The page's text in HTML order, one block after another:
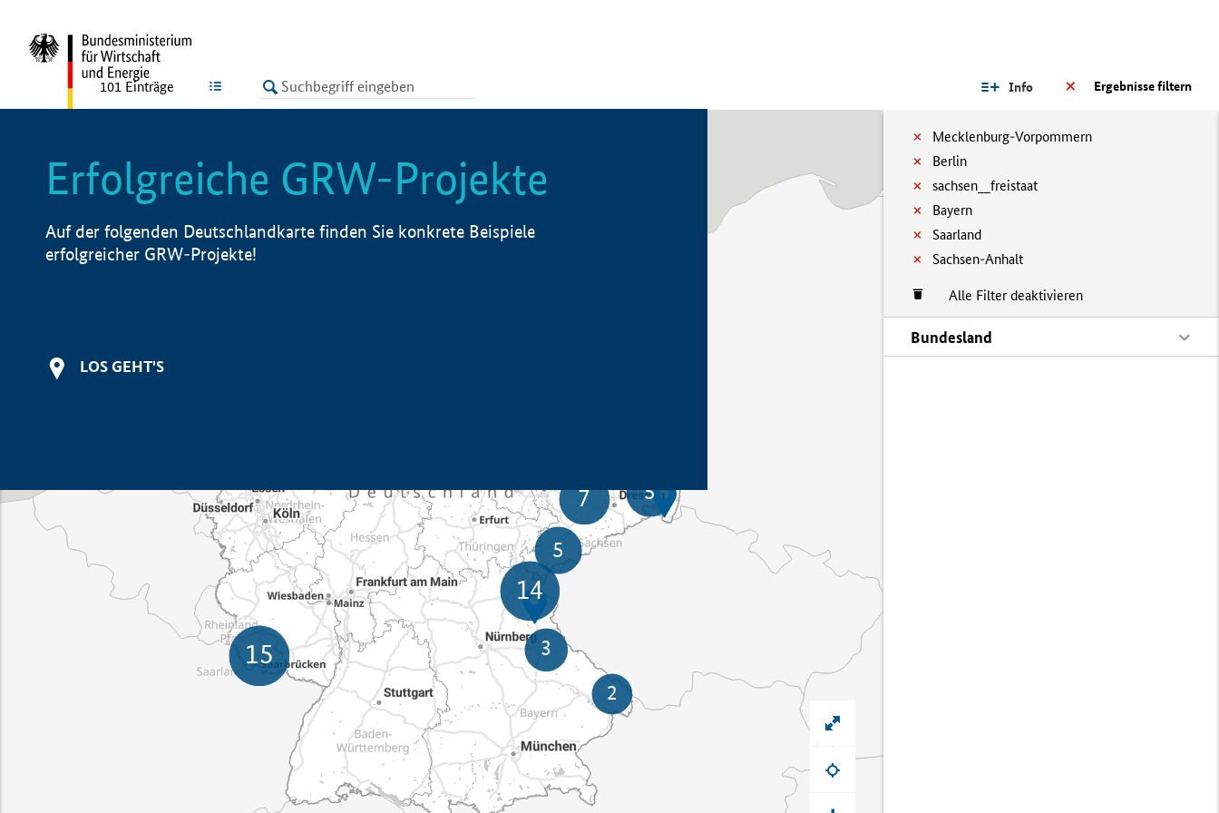
LISTE Ergebnisse filtern
Info
Mecklenburg-Vorpommern
Berlin
sachsen__freistaat
Bayern
Saarland
Sachsen-Anhalt
Alle Filter deaktivieren
Bundesland
101 Einträge
Erfolgreiche GRW-Projekte
Auf der folgenden Deutschlandkarte finden Sie konkrete Beispiele
erfolgreicher GRW-Projekte!
LOS GEHT'S